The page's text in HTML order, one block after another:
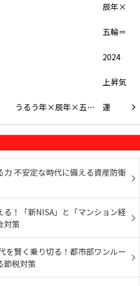
うるう年×辰年×五…
力 不安定な時代に備える資産防衛
！「新NISA」と「マンション経
対策
を賢く乗り切る！都市部ワンルー
節税対策